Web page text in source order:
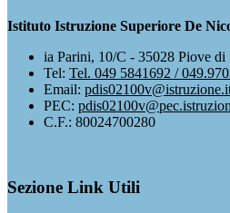
Istituto Istruzione Superiore De
ia Parini, 10/C - 35028 Piove di
Tel: Tel. 049 5841692 /
Email:
PEC:
C.F.: 80024700280
Sezione Link Utili